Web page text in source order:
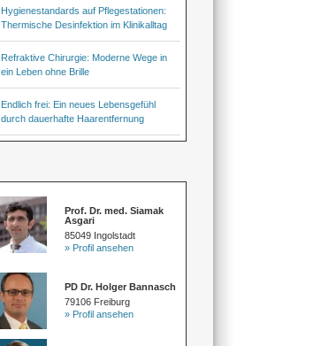
Hygienestandards auf Pflegestationen:
Thermische Desinfektion im Klinikalltag
Refraktive Chirurgie: Moderne Wege in
ein Leben ohne Brille
Endlich frei: Ein neues Lebensgefühl
durch dauerhafte Haarentfernung
Prof. Dr. med. Siamak
Asgari
85049 Ingolstadt
» Profil ansehen
PD Dr. Holger Bannasch
79106 Freiburg
» Profil ansehen